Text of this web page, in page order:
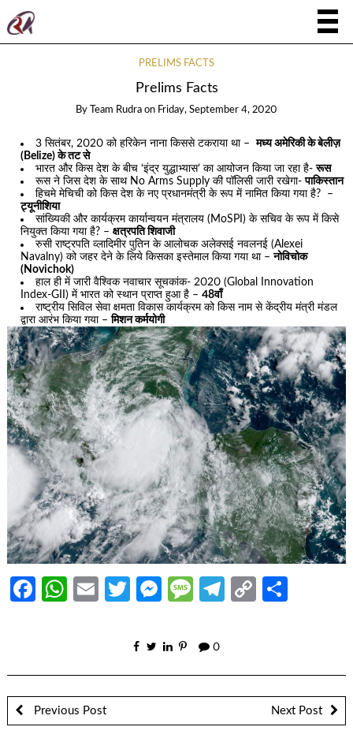
PRELIMS FACTS
Prelims Facts
By Team Rudra on Friday, September 4, 2020
3 सितंबर, 2020 को हरिकेन नाना किससे टकराया था –मध्य अमेरिकी के बेलीज़
(Belize) के तट से
भारत और किस देश के बीच ‘इंद्र युद्धाभ्यास’ का आयोजन किया जा रहा है-रूस
रूस ने जिस देश के साथ No Arms Supply की पॉलिसी जारी रखेगा-पाकिस्तान
हिचमे मेचिची को किस देश के नए प्रधानमंत्री के रूप में नामित किया गया है? –
ट्यूनीशिया
सांख्यिकी और कार्यक्रम कार्यान्वयन मंत्रालय (MoSPI) के सचिव के रूप में किसे
नियुक्त किया गया है? –क्षत्रपति शिवाजी
रुसी राष्ट्रपति व्लादिमीर पुतिन के आलोचक अलेक्सई नवलनई (Alexei
Navalny) को जहर देने के लिये किसका इस्तेमाल किया गया था –नोविचोक
(Novichok)
हाल ही में जारी वैश्विक नवाचार सूचकांक- 2020 (Global Innovation
Index-GII) में भारत को स्थान प्राप्त हुआ है –48वाँ
राष्ट्रीय सिविल सेवा क्षमता विकास कार्यक्रम को किस नाम से केंद्रीय मंत्री मंडल
द्वारा आरंभ किया गया –मिशन कर्मयोगी
Facebook
WhatsApp
EmailTwitter
Messenger
Message
Telegram
Copy
0
Previous Post Next Post